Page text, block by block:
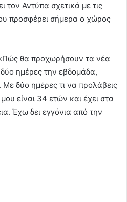
τον Αντύπα σχετικά με τις
προσφέρει σήμερα ο χώρος
θα προχωρήσουν τα νέα
ημέρες την εβδομάδα,
δύο ημέρες τι να προλάβεις
είναι 34 ετών και έχει στα
Έχω δει εγγόνια από την